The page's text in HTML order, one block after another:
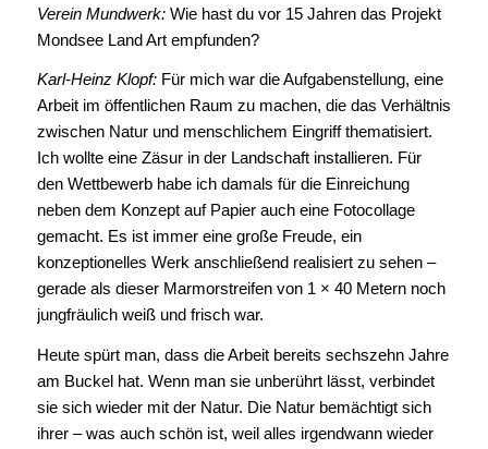
Verein Mundwerk:Wie hast du vor 15 Jahren das Projekt
Mondsee Land Art empfunden?
Karl-Heinz Klopf:Für mich war die Aufgabenstellung, eine
Arbeit im öffentlichen Raum zu machen, die das Verhältnis
zwischen Natur und menschlichem Eingriff thematisiert.
Ich wollte eine Zäsur in der Landschaft installieren. Für
den Wettbewerb habe ich damals für die Einreichung
neben dem Konzept auf Papier auch eine Fotocollage
gemacht. Es ist immer eine große Freude, ein
konzeptionelles Werk anschließend realisiert zu sehen –
gerade als dieser Marmorstreifen von 1 × 40 Metern noch
jungfräulich weiß und frisch war.
Heute spürt man, dass die Arbeit bereits sechszehn Jahre
am Buckel hat. Wenn man sie unberührt lässt, verbindet
sie sich wieder mit der Natur. Die Natur bemächtigt sich
ihrer – was auch schön ist, weil alles irgendwann wieder